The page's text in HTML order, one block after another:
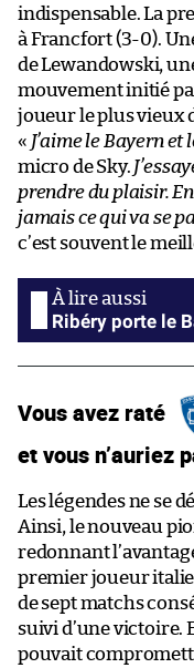
indispensable. La
à Francfort (3-0).
de Lewandowski,
mouvement initié
joueur le plus vieux
« J’aime le Bayern et
micro de Sky.
prendre du plaisir.
jamais ce qui va se
c’est souvent le
Ribéry porte le
Vous avez raté
et vous n’auriez
Les légendes ne se
Ainsi, le nouveau
redonnant
premier joueur
de sept matchs
suivi d’une victoire.
pouvait